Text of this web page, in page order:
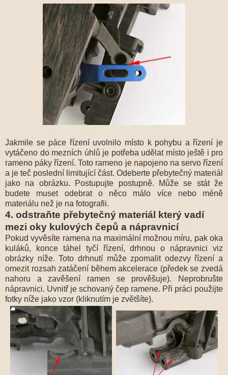
Jakmile se páce řízení uvolnilo místo k pohybu a řízení je
vytáčeno do mezních úhlů je potřeba udělat místo ještě i pro
rameno páky řízení. Toto rameno je napojeno na servo řízení
a je teč poslední limitující část. Odeberte přebytečný materiál
jako na obrázku. Postupujte postupně. Může se stát že
budete muset odebrat o něco málo více nebo méně
materiálu než je na fotografii.
4. odstraňte přebytečný materiál který vadí
mezi oky kulových čepů a nápravnicí
Pokud vyvěsíte ramena na maximální možnou míru, pak oka
kuláků, konce táhel tyčí řízení, drhnou o nápravnici viz
obrázky níže. Toto drhnutí může zpomalit odezvy řízení a
omezit rozsah zatáčení během akcelerace (předek se zvedá
nahoru a zavěšení ramen se prověšuje). Neprobrušte
nápravnici. Uvnitř je schovaný čep ramene. Při práci použijte
fotky níže jako vzor (kliknutím je zvětšíte).